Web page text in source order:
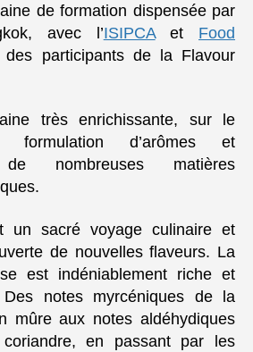
de formation dispensée par
avec l’ISIPCAet Food
participants de la Flavour
très enrichissante, sur le
d’arômes et
de nombreuses matières
un sacré voyage culinaire et
de nouvelles flaveurs. La
est indéniablement riche et
notes myrcéniques de la
mûre aux notes aldéhydiques
en passant par les